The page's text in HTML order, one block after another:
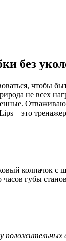
без
чтобы
не всех
– это
колпачок с
часов губы
положительных